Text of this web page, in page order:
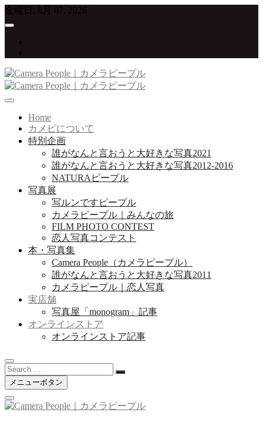
Skip
content
金曜日, 8月 07, 2026
Camera People｜カメラピープル
写真が大好きな人たちをつなげていくプロジェクト
Home
カメピについて
特別企画
誰がなんと言おうと大好きな写真2021
誰がなんと言おうと大好きな写真2012-2016
NATURAピープル
写真展
写ルンですピープル
カメラピープル｜みんなの旅
FILM PHOTO CONTEST
恋人写真コンテスト
本・写真集
Camera People（カメラピープル）
誰がなんと言おうと大好きな写真2011
カメラピープル｜恋人写真
実店舗
写真屋「monogram」記事
オンラインストア
オンラインストア記事
Search
…メニューボタン